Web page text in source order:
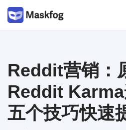
文
Reddit营销：
Reddit Karma
五个技巧快速